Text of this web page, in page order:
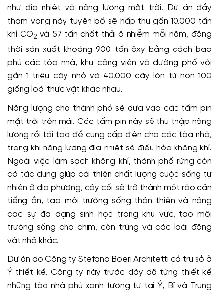
như địa nhiệt và năng lượng mặt trời. Dự án đầy
tham vọng này tuyên bố sẽ hấp thụ gần 10.000 tấn
khí CO2 và 57 tấn chất thải ô nhiễm mỗi năm, đồng
thời sản xuất khoảng 900 tấn ôxy bằng cách bao
phủ các tòa nhà, khu công viên và đường phố với
gần 1 triệu cây nhỏ và 40.000 cây lớn từ hơn 100
giống loài thực vật khác nhau.
Năng lượng cho thành phố sẽ dựa vào các tấm pin
mặt trời trên mái. Các tấm pin này sẽ thu thập năng
lượng rồi tái tạo để cung cấp điện cho các tòa nhà,
trong khi năng lượng địa nhiệt sẽ điều hòa không khí.
Ngoài việc làm sạch không khí, thành phố rừng còn
có tác dụng giúp cải thiện chất lượng cuộc sống tự
nhiên ở địa phương, cây cối sẽ trở thành một rào cản
tiếng ồn, tạo môi trường sống thân thiện và nâng
cao sự đa dạng sinh học trong khu vực, tạo môi
trường sống cho chim, côn trùng và các loài động
vật nhỏ khác.
Dự án do Công ty Stefano Boeri Architetti có trụ sở ở
Ý thiết kế. Công ty này trước đây đã từng thiết kế
những tòa nhà phủ xanh tương tự tại Ý, Bỉ và Trung